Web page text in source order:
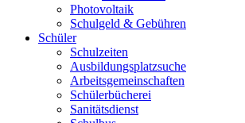
Photovoltaik
Schulgeld & Gebühren
Schüler
Schulzeiten
Ausbildungsplatzsuche
Arbeitsgemeinschaften
Schülerbücherei
Sanitätsdienst